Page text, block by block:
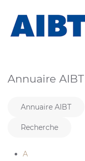
Annuaire AIBT
Annuaire AIBT
Recherche
A